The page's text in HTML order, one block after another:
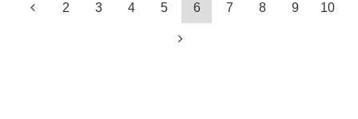
2 3 4 5 6 7 8 9 10